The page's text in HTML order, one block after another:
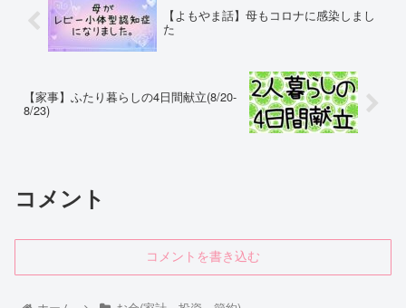
【よもやま話】母もコロナに感染しまし
た
【家事】ふたり暮らしの4日間献立(8/20-
8/23)
コメント
コメントを書き込む